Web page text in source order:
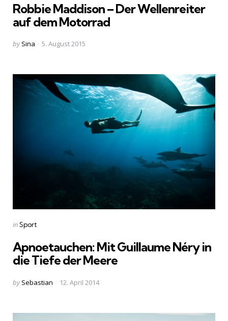
Robbie Maddison – Der Wellenreiter
auf dem Motorrad
Posted
by Sina 5. August 2015
Categories
Posted
inSport
Apnoetauchen: Mit Guillaume Néry in
die Tiefe der Meere
Posted
by Sebastian 12. April 2014